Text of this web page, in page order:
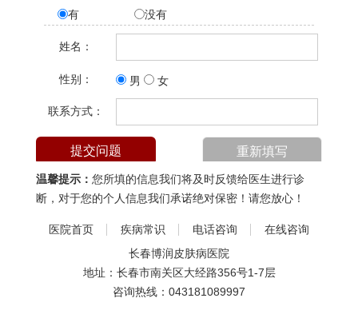
有
没有
姓名：
性别： 男 女
联系方式：
温馨提示： 您所填的信息我们将及时反馈给医生进行诊
断，对于您的个人信息我们承诺绝对保密！请您放心！
医院首页 疾病常识 电话咨询
在线咨询
长春博润皮肤病医院
地址：长春市南关区大经路356号1-7层
咨询热线： 043181089997